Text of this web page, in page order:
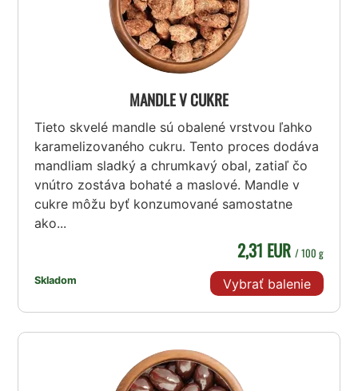
MANDLE V CUKRE
Tieto skvelé mandle sú obalené vrstvou ľahko
karamelizovaného cukru. Tento proces dodáva
mandliam sladký a chrumkavý obal, zatiaľ čo
vnútro zostáva bohaté a maslové. Mandle v
cukre môžu byť konzumované samostatne
ako...
Skladom
2,31 EUR / 100 g
Vybrať balenie